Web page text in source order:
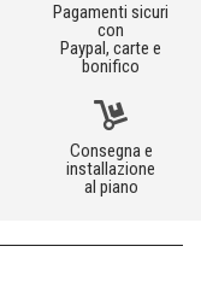
Pagamenti sicuri
con
Paypal, carte e
bonifico
Consegna e
installazione
al piano